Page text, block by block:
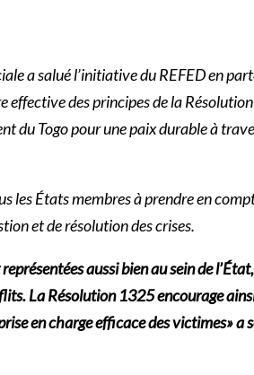
a salué l’initiative du REFED en
des principes de la
du Togo pour une paix durable à
États membres à prendre en
et de résolution des crises.
aussi bien au sein de
La Résolution 1325 encourage
en charge efficace des victimes»